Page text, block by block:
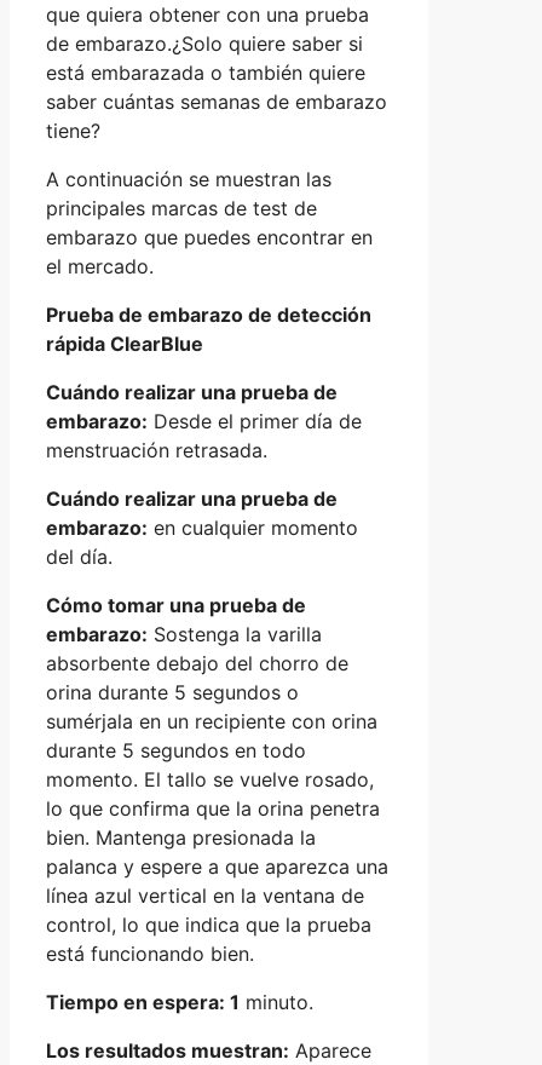
que quiera obtener con una prueba
de embarazo.¿Solo quiere saber si
está embarazada o también quiere
saber cuántas semanas de embarazo
tiene?
A continuación se muestran las
principales marcas de test de
embarazo que puedes encontrar en
el mercado.
Prueba de embarazo de detección
rápida ClearBlue
Cuándo realizar una prueba de
embarazo: Desde el primer día de
menstruación retrasada.
Cuándo realizar una prueba de
embarazo: en cualquier momento
del día.
Cómo tomar una prueba de
embarazo: Sostenga la varilla
absorbente debajo del chorro de
orina durante 5 segundos o
sumérjala en un recipiente con orina
durante 5 segundos en todo
momento. El tallo se vuelve rosado,
lo que confirma que la orina penetra
bien. Mantenga presionada la
palanca y espere a que aparezca una
línea azul vertical en la ventana de
control, lo que indica que la prueba
está funcionando bien.
Tiempo en espera: 1 minuto.
Los resultados muestran: Aparece